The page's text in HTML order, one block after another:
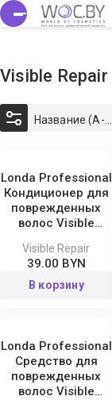
Visible Repair
Londa Professional
Кондиционер для
поврежденных
волос Visible
Visible Repair
39.00 BYN
В корзину
Londa Professional
Средство для
поврежденных
волос Visible